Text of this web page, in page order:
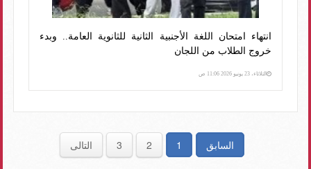
انتهاء امتحان اللغة الأجنبية الثانية للثانوية العامة.. وبدء
خروج الطلاب من اللجان
الثلاثاء، 23 يونيو 2026 11:06 ص
السابق 1
2
3 التالى